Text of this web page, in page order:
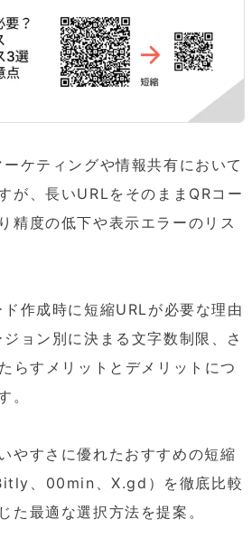
ケティングや情報共有において
が、長いURLをそのままQRコー
精度の低下や表示エラーのリス
作成時に短縮URLが必要な理由
ョン別に決まる文字数制限、さ
らすメリットとデメリットにつ
。
やすさに優れたおすすめの短縮
、00min、X.gd）を徹底比較
た最適な選択方法を提案。